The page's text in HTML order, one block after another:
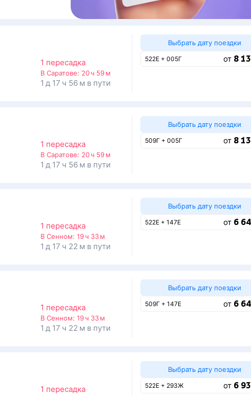
1 пересадка
В Саратове: 20 ч 59 м
1 д 17 ч 56 м в пути
Выбрать дату поездки
522Е + 005Г от 8
1 пересадка
В Саратове: 20 ч 59 м
1 д 17 ч 56 м в пути
Выбрать дату поездки
509Г + 005Г от 8
1 пересадка
В Сенном: 19 ч 33 м
1 д 17 ч 22 м в пути
Выбрать дату поездки
522Е + 147Е от 6
1 пересадка
В Сенном: 19 ч 33 м
1 д 17 ч 22 м в пути
Выбрать дату поездки
509Г + 147Е от 6
1 пересадка
Выбрать дату поездки
522Е + 293Ж от 6